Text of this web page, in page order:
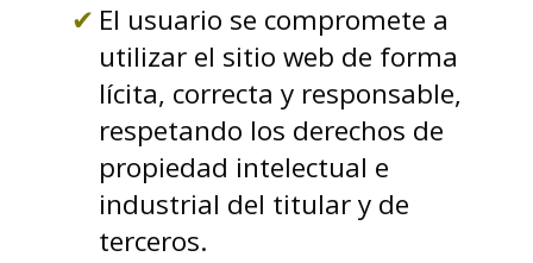
El usuario se compromete a
utilizar el sitio web de forma
lícita, correcta y responsable,
respetando los derechos de
propiedad intelectual e
industrial del titular y de
terceros.